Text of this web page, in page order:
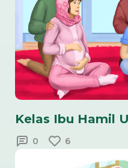
Kelas Ibu Hamil
0 6